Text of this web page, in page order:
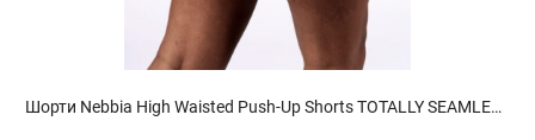
Шорти Nebbia High Waisted Push-Up Shorts TOTALLY SEAMLESS Cream 304